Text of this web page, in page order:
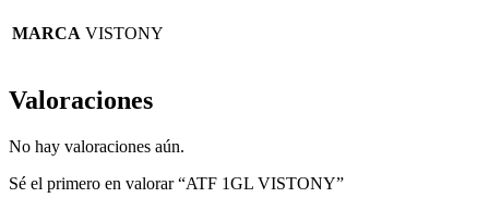
MARCA VISTONY
Valoraciones
No hay valoraciones aún.
Sé el primero en valorar “ATF 1GL VISTONY”